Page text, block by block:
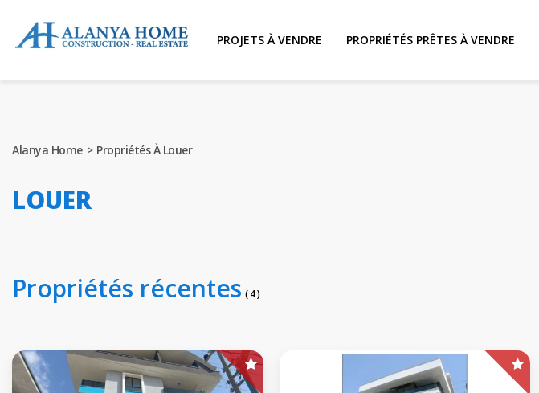
PROJETS À VENDRE PROPRIÉTÉS PRÊTES À VENDRE
Alanya Home Propriétés À Louer
LOUER
Propriétés récentes ( 4 )